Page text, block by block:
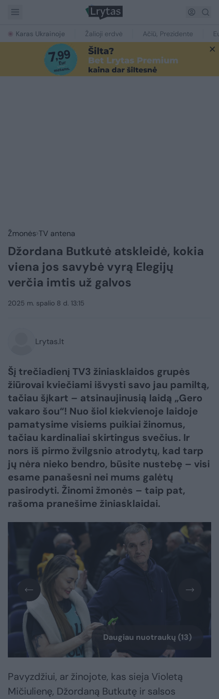
Karas Ukrainoje Žalioji erdvė Ačiū, Prezidente
Žmonės TV antena
Džordana Butkutė atskleidė, kokia
viena jos savybė vyrą Elegijų
verčia imtis už galvos
2025 m. spalio 8 d. 13:15
Lrytas.lt
Šį trečiadienį TV3 žiniasklaidos grupės
žiūrovai kviečiami išvysti savo jau pamiltą,
tačiau šįkart – atsinaujinusią laidą „Gero
vakaro šou“! Nuo šiol kiekvienoje laidoje
pamatysime visiems puikiai žinomus,
tačiau kardinaliai skirtingus svečius. Ir
nors iš pirmo žvilgsnio atrodytų, kad tarp
jų nėra nieko bendro, būsite nustebę – visi
esame panašesni nei mums galėtų
pasirodyti. Žinomi žmonės – taip pat,
rašoma pranešime žiniasklaidai.
Daugiau nuotraukų (13)
Pavyzdžiui, ar žinojote, kas sieja Violetą
Mičiulienę, Džordaną Butkutę ir salsos